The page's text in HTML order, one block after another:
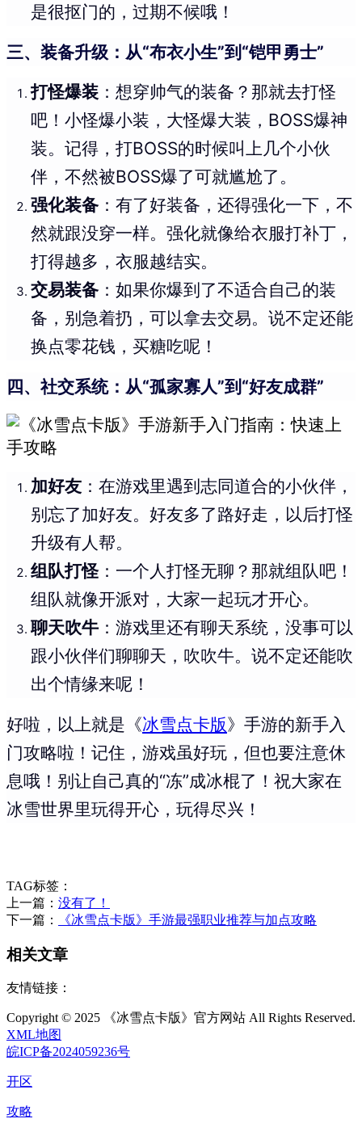
是很抠门的，过期不候哦！
三、装备升级：从“布衣小生”到“铠甲勇士”
打怪爆装 ：想穿帅气的装备？那就去打怪
吧！小怪爆小装，大怪爆大装，BOSS爆神
装。记得，打BOSS的时候叫上几个小伙
伴，不然被BOSS爆了可就尴尬了。
强化装备 ：有了好装备，还得强化一下，不
然就跟没穿一样。强化就像给衣服打补丁，
打得越多，衣服越结实。
交易装备 ：如果你爆到了不适合自己的装
备，别急着扔，可以拿去交易。说不定还能
换点零花钱，买糖吃呢！
四、社交系统：从“孤家寡人”到“好友成群”
加好友 ：在游戏里遇到志同道合的小伙伴，
别忘了加好友。好友多了路好走，以后打怪
升级有人帮。
组队打怪：一个人打怪无聊？那就组队吧！
组队就像开派对，大家一起玩才开心。
聊天吹牛 ：游戏里还有聊天系统，没事可以
跟小伙伴们聊聊天，吹吹牛。说不定还能吹
出个情缘来呢！
好啦，以上就是《冰雪点卡版》手游的新手入
门攻略啦！记住，游戏虽好玩，但也要注意休
息哦！别让自己真的“冻”成冰棍了！祝大家在
冰雪世界里玩得开心，玩得尽兴！
TAG标签：
上一篇： 没有了！
下一篇：
《冰雪点卡版》手游最强职业推荐与加点攻略
相关文章
友情链接：
Copyright © 2025 《冰雪点卡版》官方网站 All Rights Reserved.
XML地图
皖ICP备2024059236号
开区
攻略